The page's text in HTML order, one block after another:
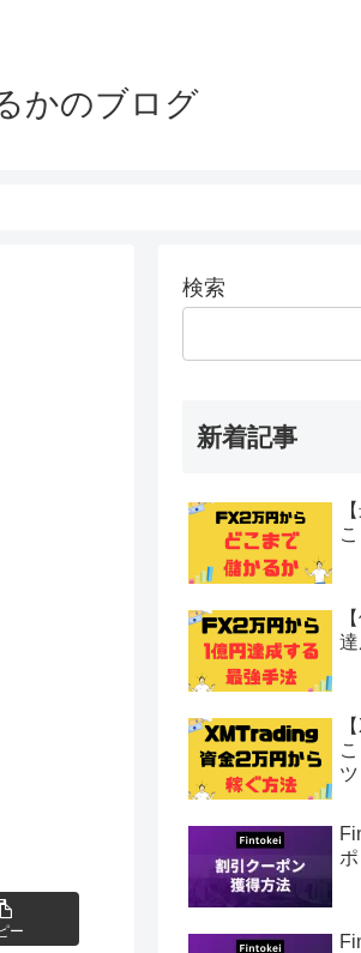
かのブログ
ー
検索
新着記事
ツ